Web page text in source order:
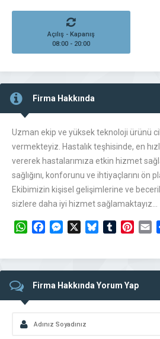
Açılış - Kapanış
08:00 - 20:00
Firma Hakkında
Uzman ekip ve yüksek teknoloji ürünü
vermekteyiz. Hastalık teşhisinde, en
vererek hastalarımıza etkin hizmet
sağlığını, konforunu ve ihtiyaçlarını ön
Ekibimizin kişisel gelişimlerine ve
sizlere daha iyi hizmet sağlamaktayız…
WhatsAppFacebookMessengerBlueskyTumblr
Firma Hakkında Yorum Yap